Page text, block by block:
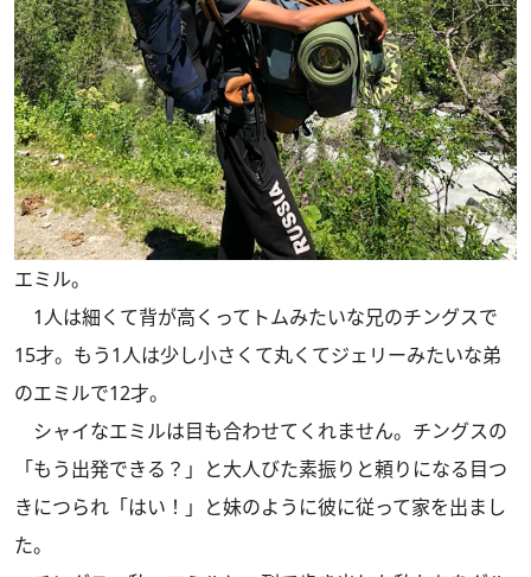
エミル。
1人は細くて背が高くってトムみたいな兄のチングスで
15才。もう1人は少し小さくて丸くてジェリーみたいな弟
のエミルで12才。
シャイなエミルは目も合わせてくれません。チングスの
「もう出発できる？」と大人びた素振りと頼りになる目つ
きにつられ「はい！」と妹のように彼に従って家を出まし
た。